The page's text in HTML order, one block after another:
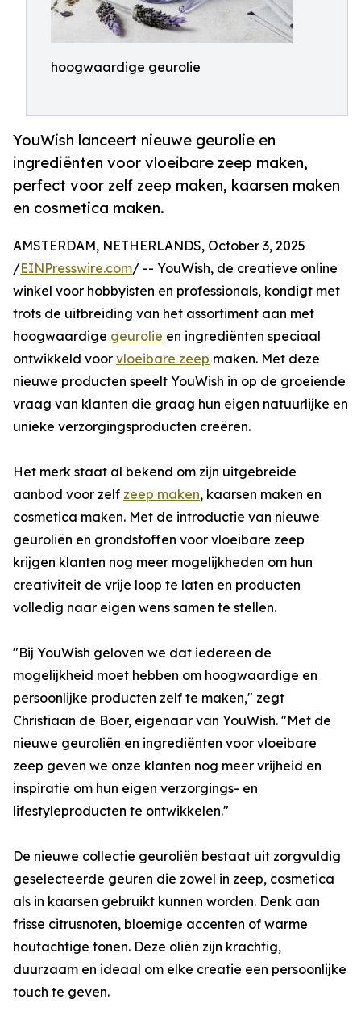
hoogwaardige geurolie
YouWish lanceert nieuwe geurolie en
ingrediënten voor vloeibare zeep maken,
perfect voor zelf zeep maken, kaarsen maken
en cosmetica maken.
AMSTERDAM, NETHERLANDS, October 3, 2025
/EINPresswire.com/ -- YouWish, de creatieve online
winkel voor hobbyisten en professionals, kondigt met
trots de uitbreiding van het assortiment aan met
hoogwaardige geurolie en ingrediënten speciaal
ontwikkeld voor vloeibare zeep maken. Met deze
nieuwe producten speelt YouWish in op de groeiende
vraag van klanten die graag hun eigen natuurlijke en
unieke verzorgingsproducten creëren.
Het merk staat al bekend om zijn uitgebreide
aanbod voor zelf zeep maken, kaarsen maken en
cosmetica maken. Met de introductie van nieuwe
geuroliën en grondstoffen voor vloeibare zeep
krijgen klanten nog meer mogelijkheden om hun
creativiteit de vrije loop te laten en producten
volledig naar eigen wens samen te stellen.
"Bij YouWish geloven we dat iedereen de
mogelijkheid moet hebben om hoogwaardige en
persoonlijke producten zelf te maken," zegt
Christiaan de Boer, eigenaar van YouWish. "Met de
nieuwe geuroliën en ingrediënten voor vloeibare
zeep geven we onze klanten nog meer vrijheid en
inspiratie om hun eigen verzorgings- en
lifestyleproducten te ontwikkelen."
De nieuwe collectie geuroliën bestaat uit zorgvuldig
geselecteerde geuren die zowel in zeep, cosmetica
als in kaarsen gebruikt kunnen worden. Denk aan
frisse citrusnoten, bloemige accenten of warme
houtachtige tonen. Deze oliën zijn krachtig,
duurzaam en ideaal om elke creatie een persoonlijke
touch te geven.